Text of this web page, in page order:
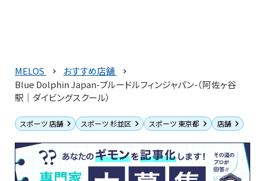
MELOS
おすすめ店舗
Blue Dolphin Japan-ブルードルフィンジャパン-（阿佐ヶ谷
駅｜ダイビングスクール）
スポーツ 店舗 スポーツ 杉並区 スポーツ 東京都 店舗